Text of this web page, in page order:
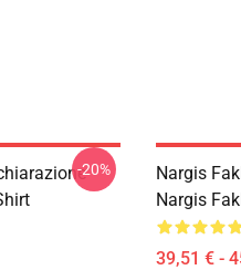
-20%
Nargis
Nargis
39,51 € -